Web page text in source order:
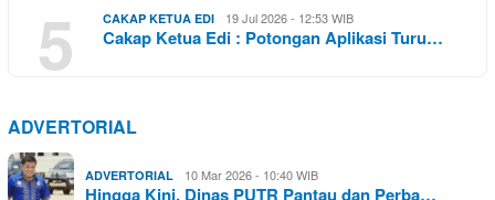
5 CAKAP KETUA EDI 19 Jul 2026 - 12:53 WIB
Cakap Ketua Edi : Potongan Aplikasi Turu…
ADVERTORIAL
ADVERTORIAL 10 Mar 2026 - 10:40 WIB
Hingga Kini, Dinas PUTR Pantau dan Perba…